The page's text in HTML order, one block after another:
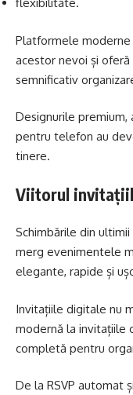
flexibilitate.
Platformele moderne
acestor nevoi și
semnificativ
Designurile
pentru telefon au
tinere.
Viitorul
Schimbările din
merg evenimentele
elegante, rapide și
Invitațiile digitale nu
modernă la invitațiile
completă pentru
De la RSVP automat